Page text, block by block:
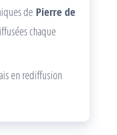
de Pierre de
chaque
en rediffusion